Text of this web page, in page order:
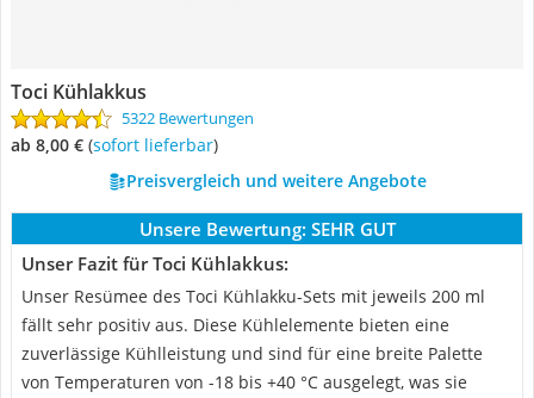
Toci Kühlakkus
5322 Bewertungen
ab 8,00 € ( Sofort lieferbar)
Preisvergleich und weitere Angebote
Unsere Bewertung: SEHR GUT
Unser Fazit für Toci Kühlakkus:
Unser Resümee des Toci Kühlakku-Sets mit jeweils 200 ml
fällt sehr positiv aus. Diese Kühlelemente bieten eine
zuverlässige Kühlleistung und sind für eine breite Palette
von Temperaturen von -18 bis +40 °C ausgelegt, was sie